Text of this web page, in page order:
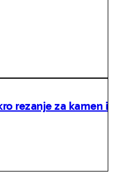
rezanje za kamen i